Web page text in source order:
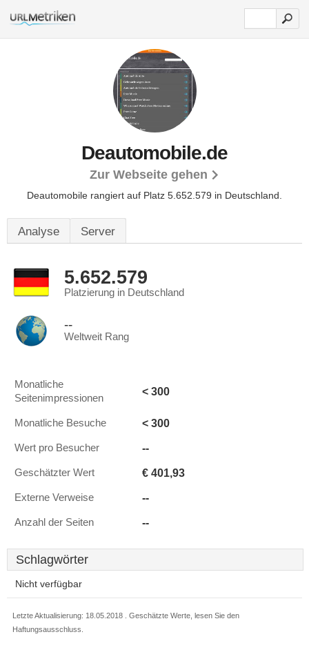
Deautomobile.de
Zur Webseite gehen
Deautomobile rangiert auf Platz 5.652.579 in Deutschland.
Analyse Server
5.652.579
Platzierung in Deutschland
--
Weltweit Rang
Monatliche
Seitenimpressionen
< 300
Monatliche Besuche < 300
Wert pro Besucher --
Geschätzter Wert € 401,93
Externe Verweise --
Anzahl der Seiten --
Schlagwörter
Nicht verfügbar
Letzte Aktualisierung: 18.05.2018 . Geschätzte Werte, lesen Sie den
Haftungsausschluss.